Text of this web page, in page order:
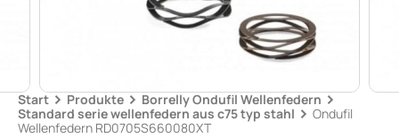
Start Produkte
Borrelly Ondufil Wellenfedern
Standard serie wellenfedern aus c75 typ stahl
Ondufil
Wellenfedern RD0705S660080XT